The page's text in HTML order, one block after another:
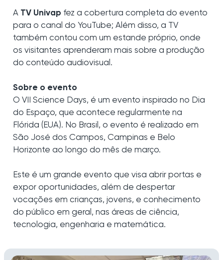
A TV Univap fez a cobertura completa do evento
para o canal do YouTube; Além disso, a TV
também contou com um estande próprio, onde
os visitantes aprenderam mais sobre a produção
do conteúdo audiovisual.
Sobre o evento
O VII Science Days, é um evento inspirado no Dia
do Espaço, que acontece regularmente na
Flórida (EUA). No Brasil, o evento é realizado em
São José dos Campos, Campinas e Belo
Horizonte ao longo do mês de março.
Este é um grande evento que visa abrir portas e
expor oportunidades, além de despertar
vocações em crianças, jovens, e conhecimento
do público em geral, nas áreas de ciência,
tecnologia, engenharia e matemática.